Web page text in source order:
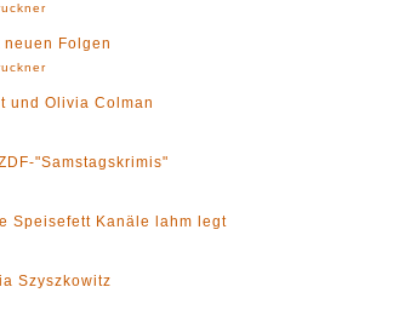
Folgen
und Olivia Colman
"Samstagskrimis"
Speisefett Kanäle lahm legt
Szyszkowitz